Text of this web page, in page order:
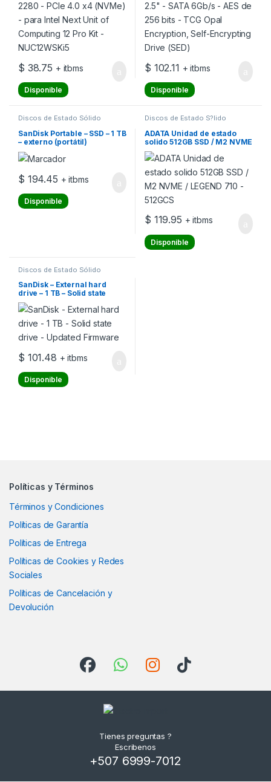
$ 38.75 + itbms
Disponible
$ 102.11 + itbms
Disponible
Discos de Estado Sólido
SanDisk Portable – SSD – 1 TB
– externo (portátil)
$ 194.45 + itbms
Disponible
Discos de Estado S?lido
Sólido Internos
ADATA Unidad de estado
solido 512GB SSD / M2 NVME
/ LEGEND 710 – 512GCS
$ 119.95 + itbms
Disponible
Discos de Estado Sólido
SanDisk – External hard
drive – 1 TB – Solid state
drive – Updated Firmware
$ 101.48 + itbms
Disponible
Políticas y Términos
Términos y Condiciones
Políticas de Garantía
Políticas de Entrega
Políticas de Cookies y Redes
Sociales
Políticas de Cancelación y
Devolución
Tienes preguntas ?
Escribenos
+507 6999-7012